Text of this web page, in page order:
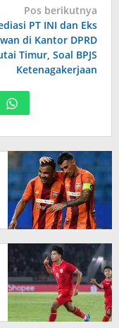
Pos berikutnya
PT INI dan Eks
di Kantor DPRD
Timur, Soal BPJS
Ketenagakerjaan